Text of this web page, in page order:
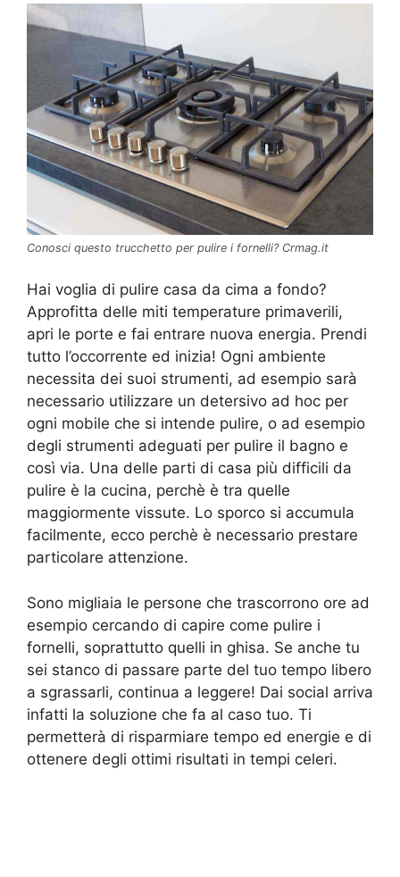
Conosci questo trucchetto per pulire i fornelli? Crmag.it
Hai voglia di pulire casa da cima a fondo?
Approfitta delle miti temperature primaverili,
apri le porte e fai entrare nuova energia. Prendi
tutto l’occorrente ed inizia! Ogni ambiente
necessita dei suoi strumenti, ad esempio sarà
necessario utilizzare un detersivo ad hoc per
ogni mobile che si intende pulire, o ad esempio
degli strumenti adeguati per pulire il bagno e
così via. Una delle parti di casa più difficili da
pulire è la cucina, perchè è tra quelle
maggiormente vissute. Lo sporco si accumula
facilmente, ecco perchè è necessario prestare
particolare attenzione.
Sono migliaia le persone che trascorrono ore ad
esempio cercando di capire come pulire i
fornelli, soprattutto quelli in ghisa. Se anche tu
sei stanco di passare parte del tuo tempo libero
a sgrassarli, continua a leggere! Dai social arriva
infatti la soluzione che fa al caso tuo. Ti
permetterà di risparmiare tempo ed energie e di
ottenere degli ottimi risultati in tempi celeri.